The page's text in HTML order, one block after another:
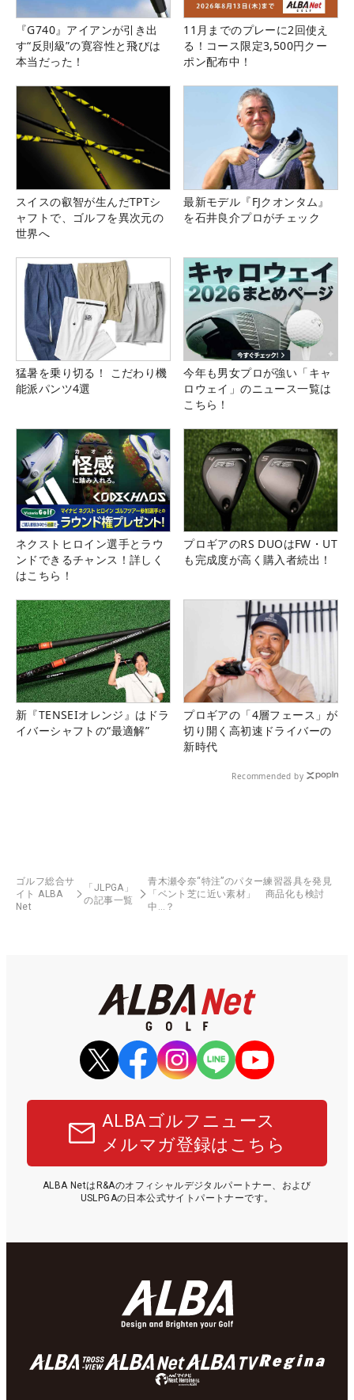
『G740』アイアンが引き出
す“反則級”の寛容性と飛びは
本当だった！
11月までのプレーに2回使え
る！コース限定3,500円クー
ポン配布中！
スイスの叡智が生んだTPTシ
ャフトで、ゴルフを異次元の
世界へ
最新モデル『FJクオンタム』
を石井良介プロがチェック
猛暑を乗り切る！ こだわり機
能派パンツ4選
今年も男女プロが強い「キャ
ロウェイ」のニュース一覧は
こちら！
ネクストヒロイン選手とラウ
ンドできるチャンス！詳しく
はこちら！
プロギアのRS DUOはFW・UT
も完成度が高く購入者続出！
新『TENSEIオレンジ』はドラ
イバーシャフトの“最適解”
プロギアの「4層フェース」が
切り開く高初速ドライバーの
新時代
Recommended by
ゴルフ総合サ
イト ALBA
Net
「JLPGA」
の記事一覧
青木瀬令奈“特注”のパター練習器具を発見
「ベント芝に近い素材」 商品化も検討
中…？
ALBAゴルフニュース
メルマガ登録はこちら
ALBA NetはR&Aのオフィシャルデジタルパートナー、および
USLPGAの日本公式サイトパートナーです。